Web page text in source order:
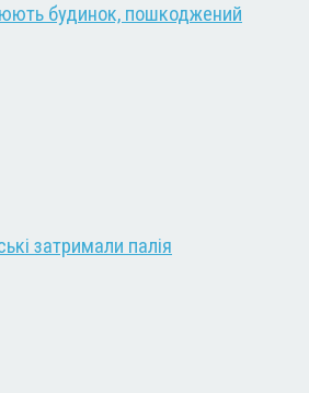
будинок, пошкоджений
затримали палія